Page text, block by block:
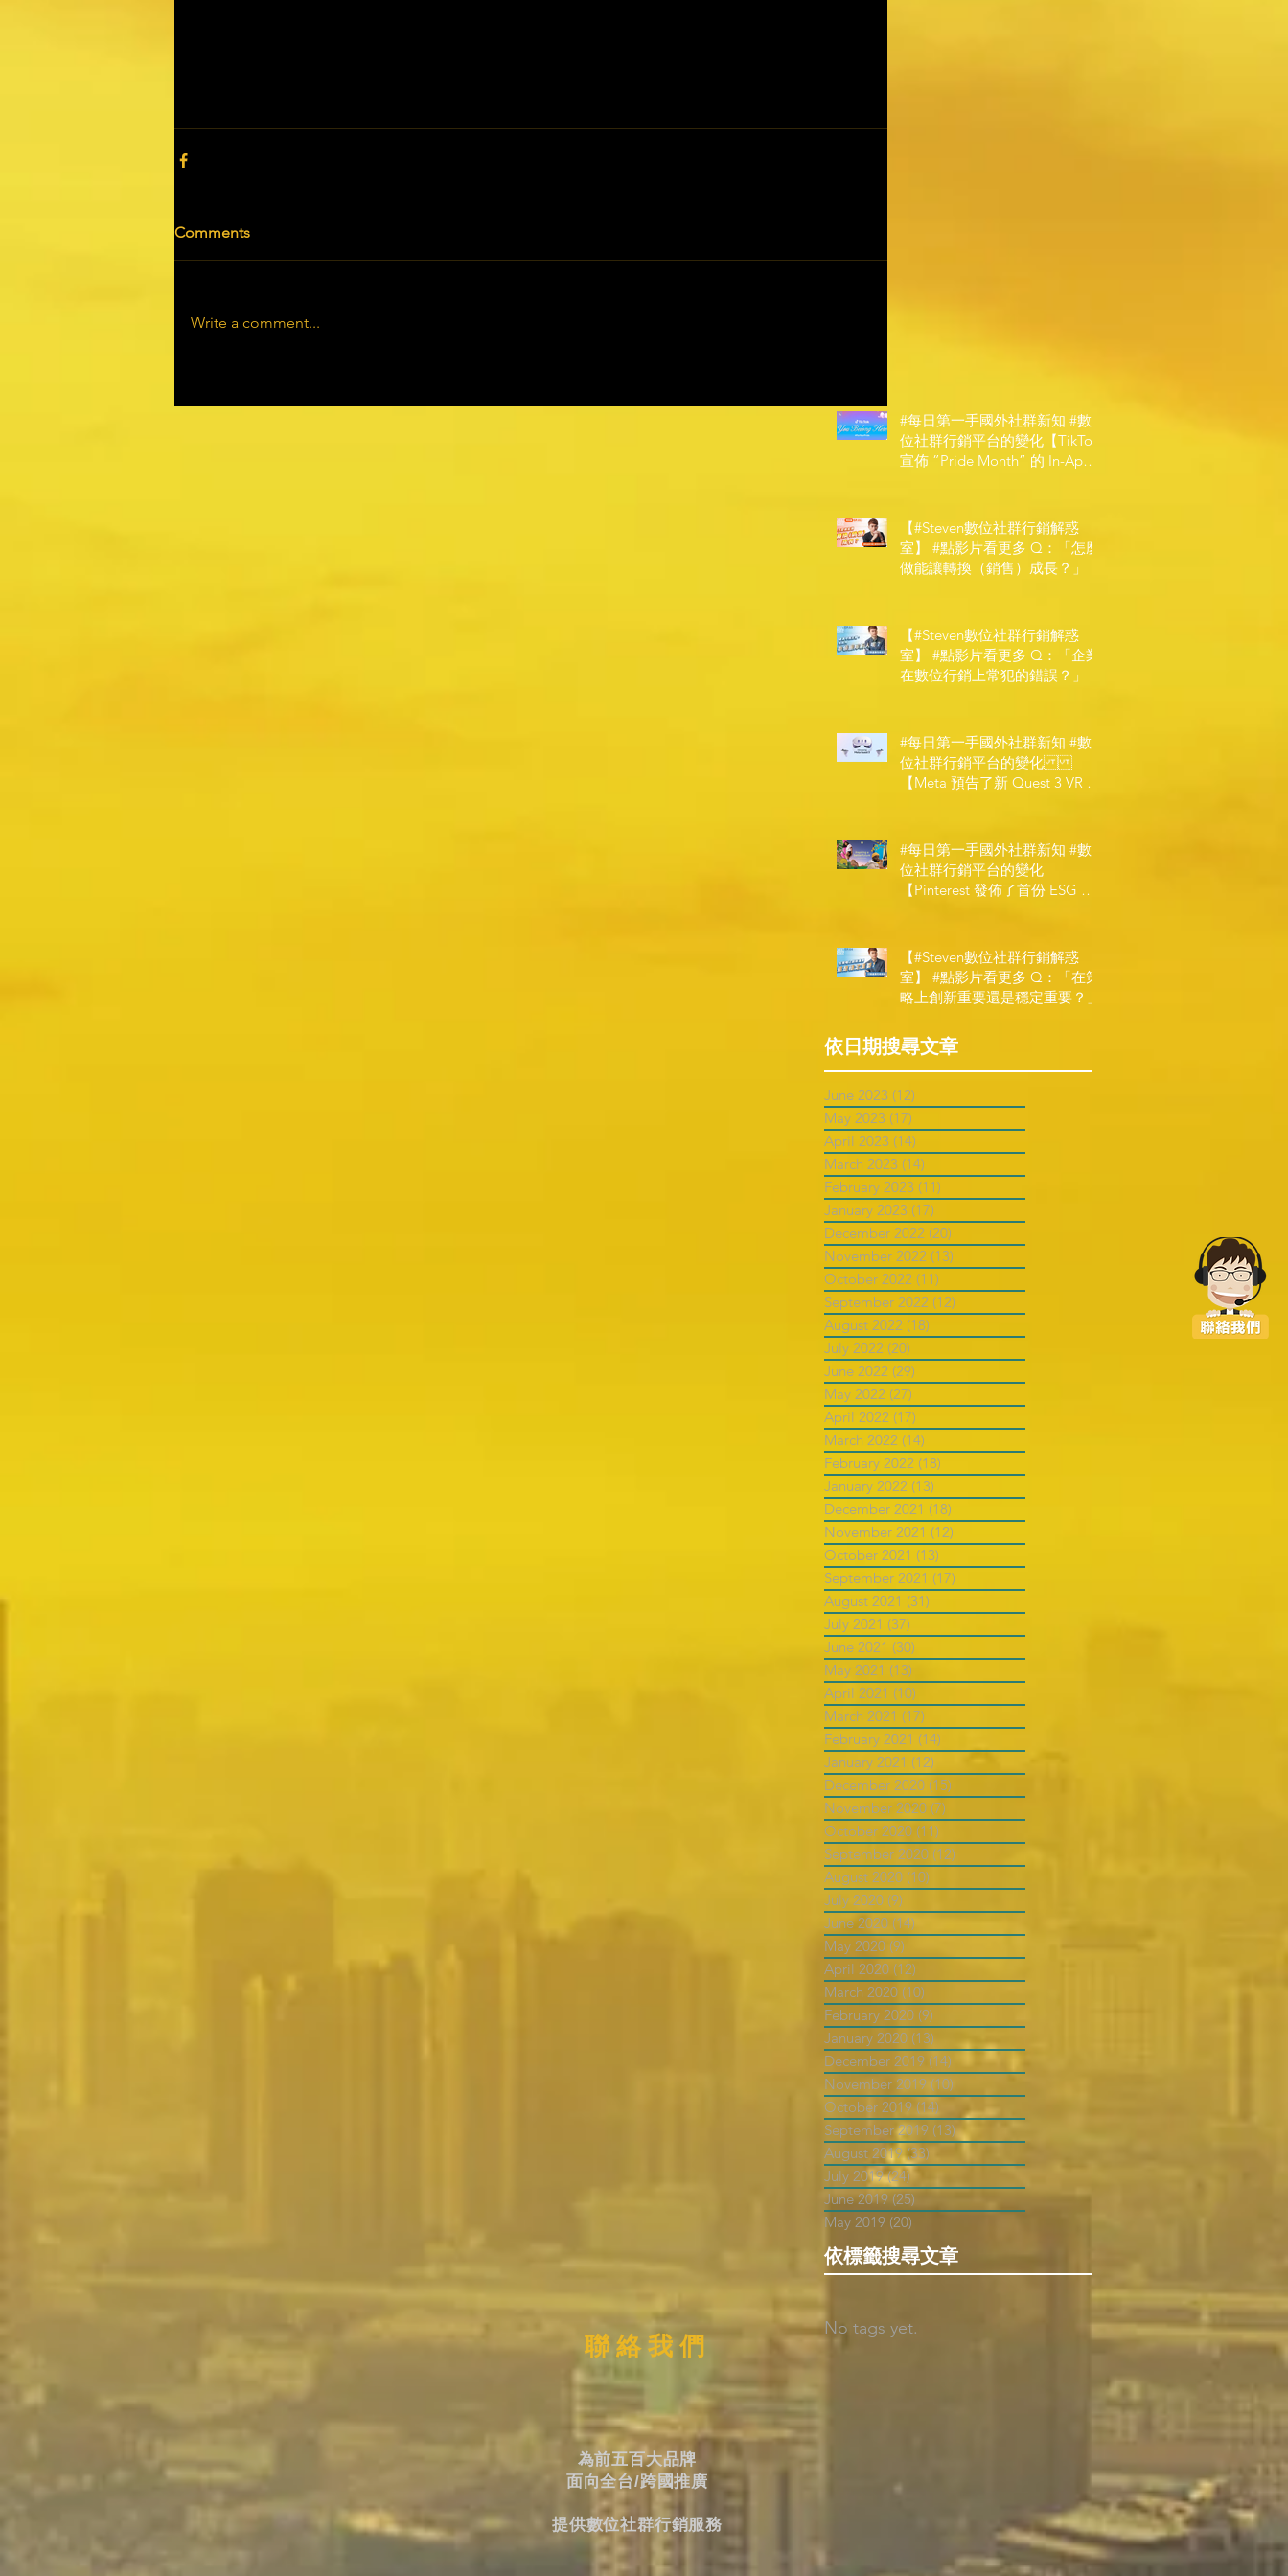
Comments
Write a comment...
#每日第一手國外社群新知 #數
位社群行銷平台的變化【TikTok
宣佈 ”Pride Month” 的 In-App
【#Steven數位社群行銷解惑
室】 #點影片看更多​ Q：「怎麼
做能讓轉換（銷售）成長？」
【#Steven數位社群行銷解惑
室】 #點影片看更多​ Q：「企業
在數位行銷上常犯的錯誤？」
#每日第一手國外社群新知 #數
位社群行銷平台的變化
【Meta 預告了新 Quest 3 VR 耳
#每日第一手國外社群新知 #數
位社群行銷平台的變化
【Pinterest 發佈了首份 ESG 報
【#Steven數位社群行銷解惑
室】 #點影片看更多​ Q：「在策
略上創新重要還是穩定重要？」
依日期搜尋文章
June 2023 (12)
May 2023 (17)
April 2023 (14)
March 2023 (14)
February 2023 (11)
January 2023 (17)
December 2022 (20)
November 2022 (13)
October 2022 (11)
September 2022 (12)
August 2022 (18)
July 2022 (20)
June 2022 (29)
May 2022 (27)
April 2022 (17)
March 2022 (14)
February 2022 (18)
January 2022 (13)
December 2021 (18)
November 2021 (12)
October 2021 (13)
September 2021 (17)
August 2021 (31)
July 2021 (37)
June 2021 (30)
May 2021 (13)
April 2021 (10)
March 2021 (17)
February 2021 (14)
January 2021 (12)
December 2020 (15)
November 2020 (7)
October 2020 (11)
September 2020 (12)
August 2020 (10)
July 2020 (9)
June 2020 (14)
May 2020 (9)
April 2020 (12)
March 2020 (10)
February 2020 (9)
January 2020 (13)
December 2019 (14) 14 posts
November 2019 (10)
October 2019 (14)
September 2019 (13)13 posts
August 2019 (33)
July 2019 (24)24 posts
June 2019 (25)
May 2019 (20)
依標籤搜尋文章
No tags yet.
聯 絡 我 們
為前五百大品牌
面向全台/跨國推廣
提供數位社群行銷服務